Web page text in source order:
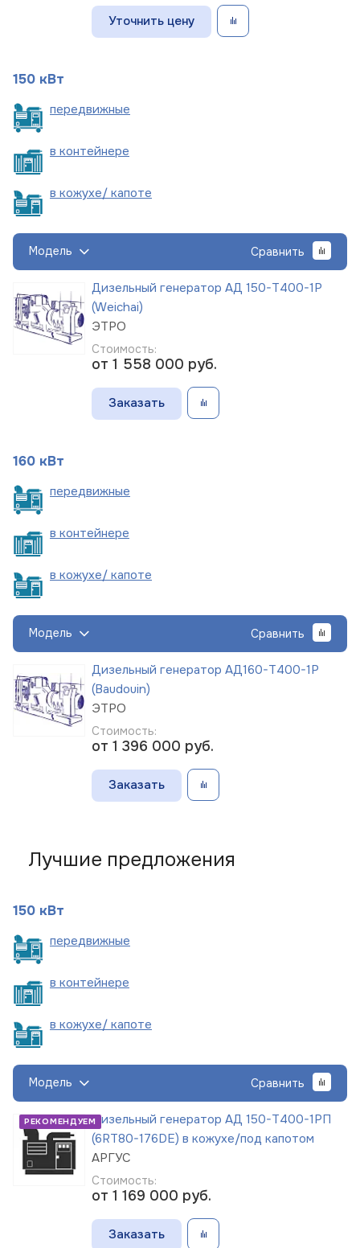
Уточнить цену
150 кВт
передвижные
в контейнере
в кожухе/ капоте
Модель Сравнить
Дизельный генератор АД 150-Т400-1Р
(Weichai)
ЭТРО
Стоимость:
от 1 558 000 руб.
Заказать
160 кВт
передвижные
в контейнере
в кожухе/ капоте
Модель Сравнить
Дизельный генератор АД160-Т400-1Р
(Baudouin)
ЭТРО
Стоимость:
от 1 396 000 руб.
Заказать
Лучшие предложения
150 кВт
передвижные
в контейнере
в кожухе/ капоте
Модель Сравнить
РЕКОМЕНДУЕМДизельный генератор АД 150-Т400-1РП
(6RT80-176DE) в кожухе/под капотом
АРГУС
Стоимость:
от 1 169 000 руб.
Заказать